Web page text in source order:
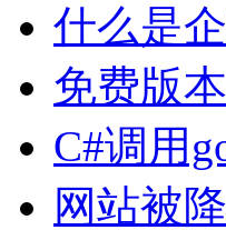
什么是
免费版
C#调用
网站被